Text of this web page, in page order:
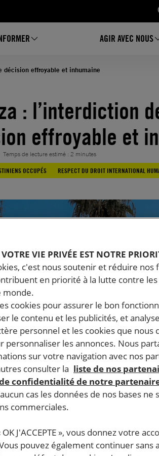
AGIR AVEC NOUS
décision effroyable et inhumaine
: l’interdiction
effroyable et
Temps de lecture estimé : 2 minutes
OCCUPÉS
RESPECT DU DROIT INTERNATIONAL
VOTRE VIE PRIVÉE EST NOTRE
c'est nous soutenir et réduire nos
en priorité à la lutte contre
monde.
cookies pour assurer le bon
le contenu et les publicités, et
personnel et les cookies que nous
personnaliser les annonces. Nous
sur votre navigation avec nos
consulter la liste de nos
confidentialité de notre
cas les données de nos bases
commerciales.
J'ACCEPTE », vous donnez votre
pouvez également continuer sans